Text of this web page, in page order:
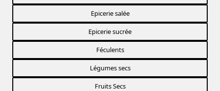
Epicerie salée
Epicerie sucrée
Féculents
Légumes secs
Fruits Secs